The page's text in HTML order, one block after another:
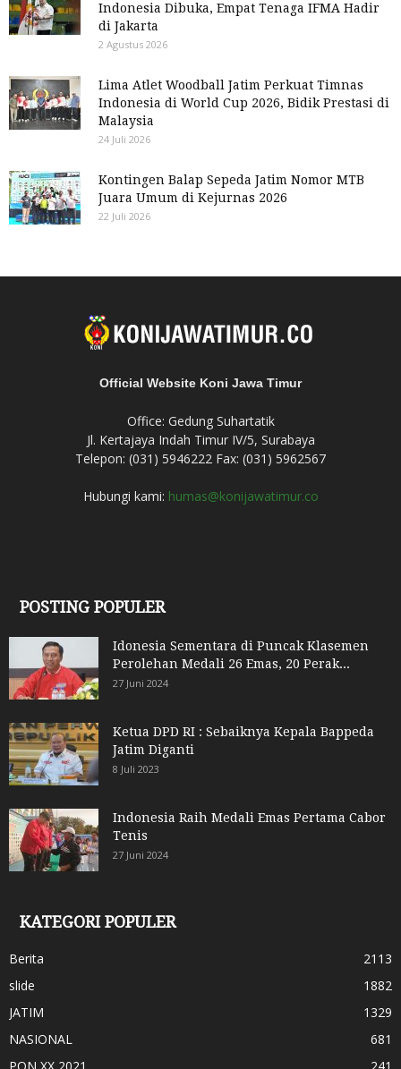
Indonesia Dibuka, Empat Tenaga IFMA Hadir
di Jakarta
2 Agustus 2026
Lima Atlet Woodball Jatim Perkuat Timnas
Indonesia di World Cup 2026, Bidik Prestasi di
Malaysia
24 Juli 2026
Kontingen Balap Sepeda Jatim Nomor MTB
Juara Umum di Kejurnas 2026
22 Juli 2026
Official Website Koni Jawa Timur
Office: Gedung Suhartatik
Jl. Kertajaya Indah Timur IV/5, Surabaya
Telepon: (031) 5946222 Fax: (031) 5962567
Hubungi kami: humas@konijawatimur.co
POSTING POPULER
Idonesia Sementara di Puncak Klasemen
Perolehan Medali 26 Emas, 20 Perak...
27 Juni 2024
Ketua DPD RI : Sebaiknya Kepala Bappeda
Jatim Diganti
8 Juli 2023
Indonesia Raih Medali Emas Pertama Cabor
Tenis
27 Juni 2024
KATEGORI POPULER
Berita
2113
slide
1882
JATIM
1329
NASIONAL
681